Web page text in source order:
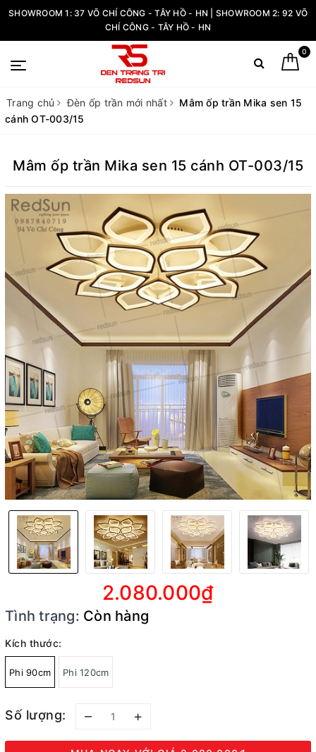
SHOWROOM 1: 37 VÕ CHÍ CÔNG - TÂY HỒ - HN | SHOWROOM 2: 92 VÕ
CHÍ CÔNG - TÂY HỒ - HN
0
Trang chủ Đèn ốp trần mới nhất
Mâm ốp trần Mika sen 15
cánh OT-003/15
Mâm ốp trần Mika sen 15 cánh OT-003/15
2.080.000₫
Tình trạng: Còn hàng
Kích thước:
Phi 90cm Phi 120cm
Số lượng: – +